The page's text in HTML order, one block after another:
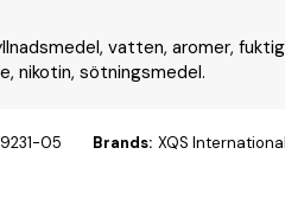
vatten, aromer,
nikotin, sötningsmedel.
05 Brands: XQS